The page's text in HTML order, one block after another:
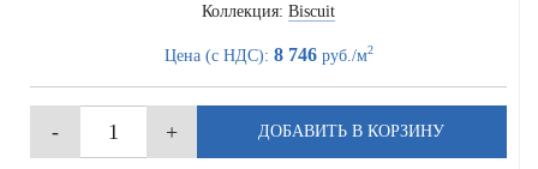
Коллекция: Biscuit
Цена (с НДС): 8 746руб./м2